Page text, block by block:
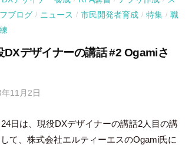
ブログ / ニュース / 市民開発者育成 / 特集 / 職
DXデザイナーの講話 #2 Ogamiさ
11月2日
吉
田
24日は、現役DXデザイナーの講話2人目の講
て、株式会社エルティーエスのOgami氏に